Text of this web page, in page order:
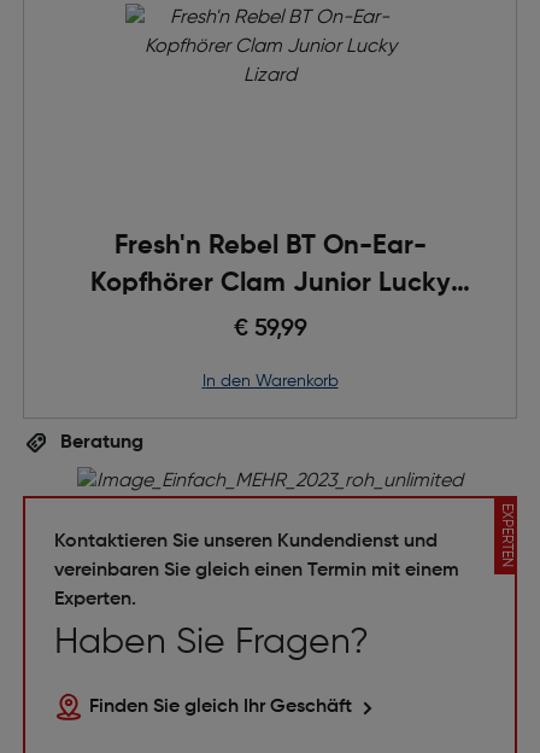
Fresh'n Rebel BT On-Ear-
Kopfhörer Clam Junior Lucky
Lizard
€ 59,99
in den Warenkorb
Beratung
EXPERTEN
Kontaktieren Sie unseren Kundendienst und
vereinbaren Sie gleich einen Termin mit einem
Experten.
Haben Sie Fragen?
Finden Sie gleich Ihr Geschäft